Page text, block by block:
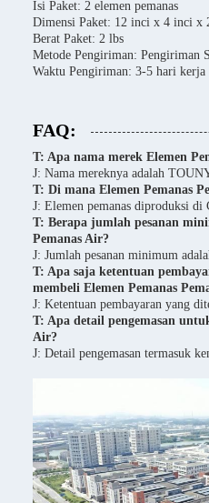
Isi Paket: 2 elemen pemanas
Dimensi Paket: 12 inci x 4 inci x
Berat Paket: 2 lbs
Metode Pengiriman: Pengiriman
Waktu Pengiriman: 3-5 hari kerja
FAQ:
T: Apa nama merek Elemen
J: Nama mereknya adalah
T: Di mana Elemen Pemanas
J: Elemen pemanas diproduksi di
T: Berapa jumlah pesanan
Pemanas Air?
J: Jumlah pesanan minimum
T: Apa saja ketentuan
membeli Elemen Pemanas
J: Ketentuan pembayaran yang
T: Apa detail pengemasan
Air?
J: Detail pengemasan termasuk